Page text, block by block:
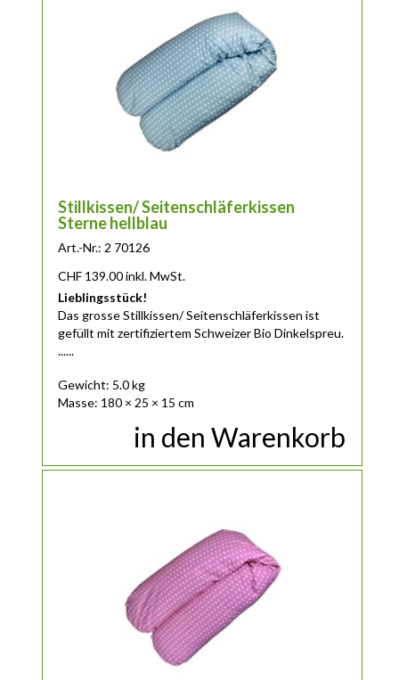
Stillkissen/ Seitenschläferkissen
Sterne hellblau
Art.-Nr.: 2 70126
CHF 139.00 inkl. MwSt.
Lieblingsstück!
Das grosseStillkissen/ Seitenschläferkissen ist
gefüllt mit zertifiziertem Schweizer Bio Dinkelspreu.
......
Gewicht: 5.0 kg
Masse: 180 × 25 × 15 cm
in den Warenkorb